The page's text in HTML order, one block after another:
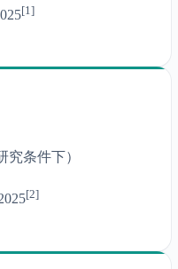
[1 ]
条件下）
[2]